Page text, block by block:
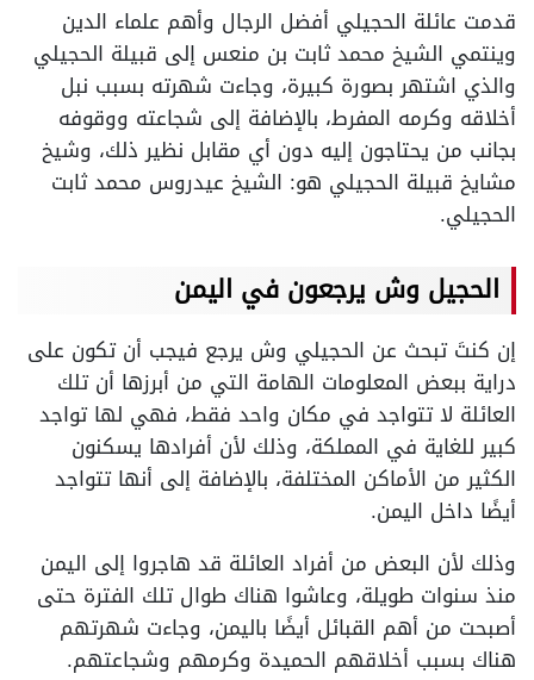
قدمت عائلة الحجيلي أفضل الرجال وأهم علماء الدين
وينتمي الشيخ محمد ثابت بن منعس إلى قبيلة الحجيلي
والذي اشتهر بصورة كبيرة، وجاءت شهرته بسبب نبل
أخلاقه وكرمه المفرط، بالإضافة إلى شجاعته ووقوفه
بجانب من يحتاجون إليه دون أي مقابل نظير ذلك، وشيخ
مشايخ قبيلة الحجيلي هو: الشيخ عيدروس محمد ثابت
الحجيلي.
الحجيل وش يرجعون في اليمن
إن كنتَ تبحث عن الحجيلي وش يرجع فيجب أن تكون على
دراية ببعض المعلومات الهامة التي من أبرزها أن تلك
العائلة لا تتواجد في مكان واحد فقط، فهي لها تواجد
كبير للغاية في المملكة، وذلك لأن أفرادها يسكنون
الكثير من الأماكن المختلفة، بالإضافة إلى أنها تتواجد
أيضًا داخل اليمن.
وذلك لأن البعض من أفراد العائلة قد هاجروا إلى اليمن
منذ سنوات طويلة، وعاشوا هناك طوال تلك الفترة حتى
أصبحت من أهم القبائل أيضًا باليمن، وجاءت شهرتهم
هناك بسبب أخلاقهم الحميدة وكرمهم وشجاعتهم.